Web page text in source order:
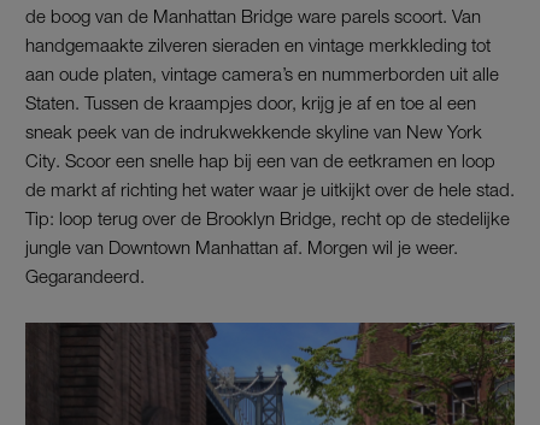
de boog van de Manhattan Bridge ware parels scoort. Van
handgemaakte zilveren sieraden en vintage merkkleding tot
aan oude platen, vintage camera’s en nummerborden uit alle
Staten. Tussen de kraampjes door, krijg je af en toe al een
sneak peek van de indrukwekkende skyline van New York
City. Scoor een snelle hap bij een van de eetkramen en loop
de markt af richting het water waar je uitkijkt over de hele stad.
Tip: loop terug over de Brooklyn Bridge, recht op de stedelijke
jungle van Downtown Manhattan af. Morgen wil je weer.
Gegarandeerd.